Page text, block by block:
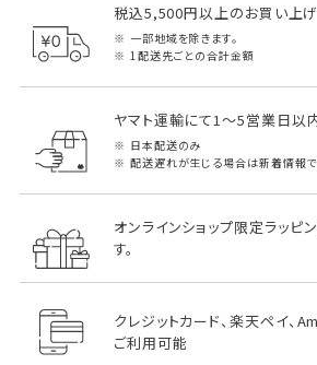
税込5,500円以上のお買い上
一部地域を除きます。
1配送先ごとの合計金額
ヤマト運輸にて1～5営業日以
日本配送のみ
配送遅れが生じる場合は新着情報
オンラインショップ限定ラッピ
す。
クレジットカード、楽天ペイ、
ご利用可能